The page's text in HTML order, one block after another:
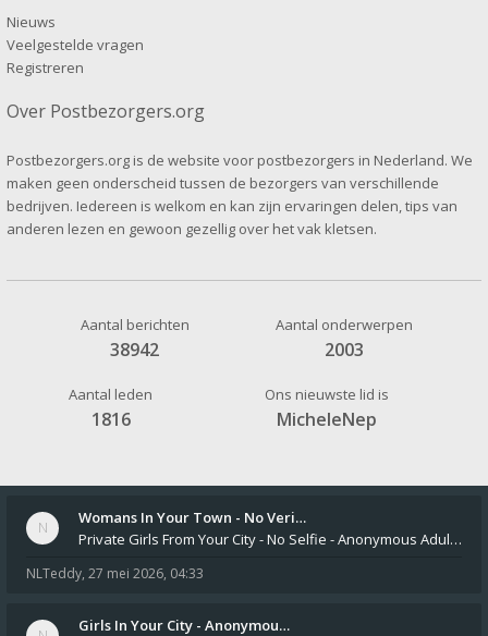
Nieuws
Veelgestelde vragen
Registreren
Over Postbezorgers.org
Postbezorgers.org is de website voor postbezorgers in Nederland. We
maken geen onderscheid tussen de bezorgers van verschillende
bedrijven. Iedereen is welkom en kan zijn ervaringen delen, tips van
anderen lezen en gewoon gezellig over het vak kletsen.
Aantal berichten
38942
Aantal onderwerpen
2003
Aantal leden
1816
Ons nieuwste lid is
MicheleNep
Womans In Your Town - No Veri…
Private Girls From Your City - No Selfie - Anonymous Adult Dating https://privatedates.live Private Girls In Your
NLTeddy, 27 mei 2026, 04:33
Girls In Your City - Anonymou…